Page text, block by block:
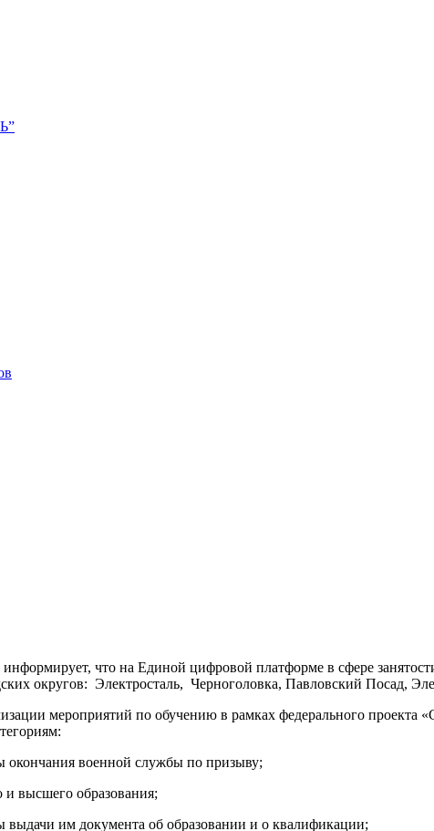
информирует, что на Единой цифровой платформе в сфере
округов: Электросталь, Черноголовка, Павловский Посад,
мероприятий по обучению в рамках федерального проекта
окончания военной службы по призыву;
высшего образования;
им документа об образовании и о квалификации;